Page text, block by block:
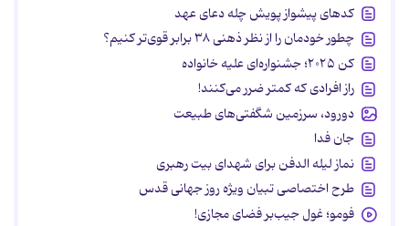
کدهای پیشواز پویش چله دعای عهد
چطور خودمان را از نظر ذهنی ۳۸ برابر قوی‌تر کنیم؟
کن ۲۰۲۵؛ جشنواره‌ای علیه خانواده
راز افرادی که کمتر ضرر می‌کنند!
دورود، سرزمین شگفتی‌های طبیعت
جان فدا
نماز لیله الدفن برای شهدای بیت رهبری
طرح اختصاصی تبیان ویژه روز جهانی قدس
فومو؛ غول جیب‌بر فضای مجازی!